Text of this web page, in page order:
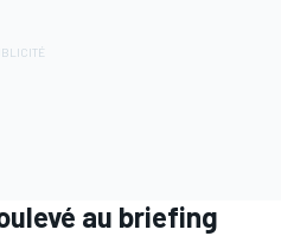
au briefing